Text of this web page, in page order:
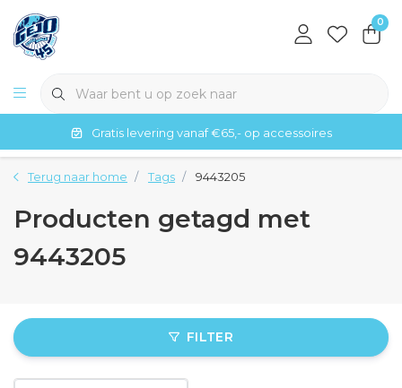
0
Gratis levering vanaf €65,- op accessoires
Terug naar home Tags 9443205
Producten getagd met
9443205
FILTER